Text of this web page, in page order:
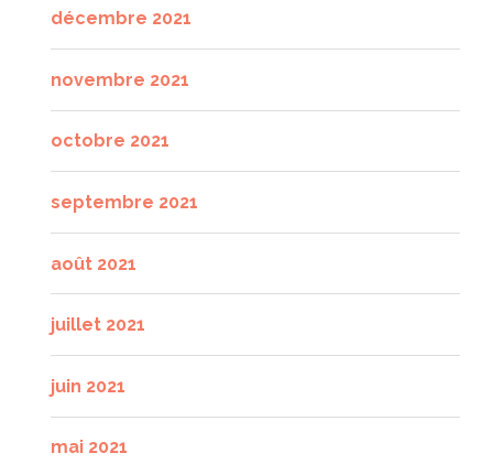
décembre 2021
novembre 2021
octobre 2021
septembre 2021
août 2021
juillet 2021
juin 2021
mai 2021